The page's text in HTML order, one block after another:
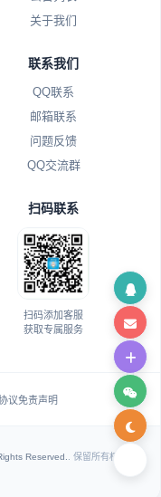
关于我们
联系我们
QQ联系
邮箱联系
问题反馈
QQ交流群
扫码联系
扫码添加客服
获取专属服务
议免责声明
Reserved.
. 保留所有权利